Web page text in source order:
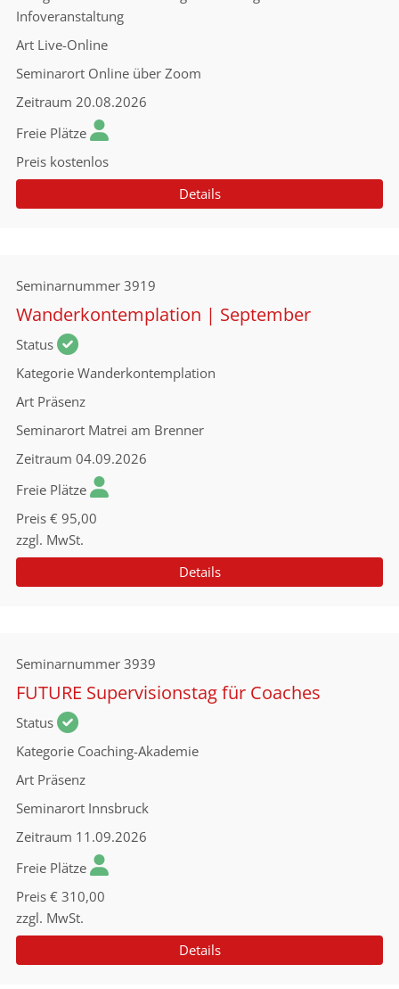
Infoveranstaltung
Art Live-Online
Seminarort Online über Zoom
Zeitraum 20.08.2026
Freie Plätze
Preis kostenlos
Details
Seminarnummer 3919
Wanderkontemplation | September
Status
Kategorie Wanderkontemplation
Art Präsenz
Seminarort Matrei am Brenner
Zeitraum 04.09.2026
Freie Plätze
Preis € 95,00
zzgl. MwSt.
Details
Seminarnummer 3939
FUTURE Supervisionstag für Coaches
Status
Kategorie Coaching-Akademie
Art Präsenz
Seminarort Innsbruck
Zeitraum 11.09.2026
Freie Plätze
Preis € 310,00
zzgl. MwSt.
Details